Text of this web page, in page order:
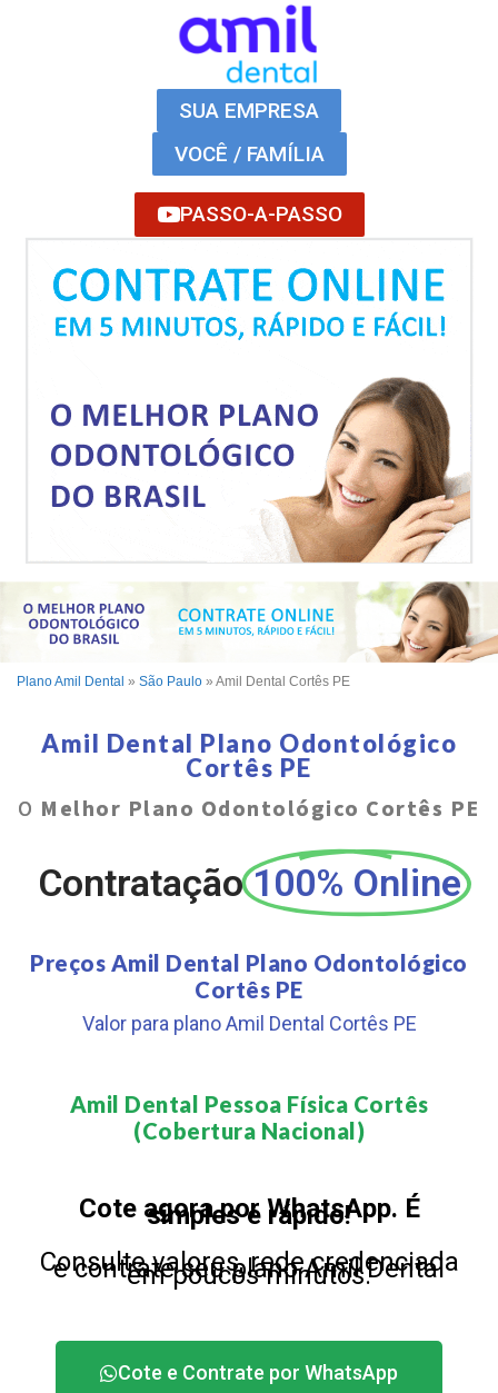
SUA EMPRESA
VOCÊ / FAMÍLIA
PASSO-A-PASSO
Plano Amil Dental » São Paulo » Amil Dental Cortês PE
Amil Dental Plano Odontológico
Cortês PE
O Melhor Plano Odontológico Cortês PE
Contratação 100% Online
Preços Amil Dental Plano Odontológico
Cortês PE
Valor para plano Amil Dental Cortês PE
Amil Dental Pessoa Física Cortês
(Cobertura Nacional)​
Cote agora por WhatsApp. É
simples e rápido!
Consulte valores, rede credenciada
e contrate seu plano Amil Dental
em poucos minutos.
Cote e Contrate por WhatsApp